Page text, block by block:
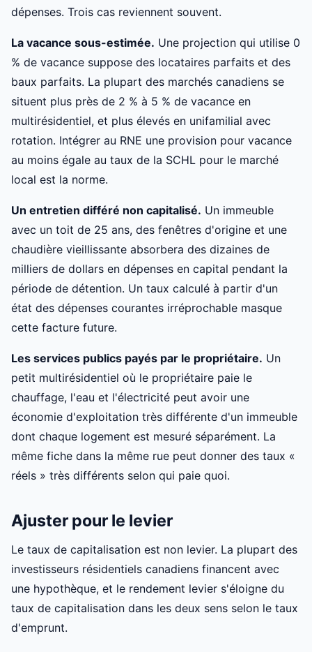
dépenses. Trois cas reviennent souvent.
La vacance sous-estimée. Une projection qui utilise 0
% de vacance suppose des locataires parfaits et des
baux parfaits. La plupart des marchés canadiens se
situent plus près de 2 % à 5 % de vacance en
multirésidentiel, et plus élevés en unifamilial avec
rotation. Intégrer au RNE une provision pour vacance
au moins égale au taux de la SCHL pour le marché
local est la norme.
Un entretien différé non capitalisé. Un immeuble
avec un toit de 25 ans, des fenêtres d'origine et une
chaudière vieillissante absorbera des dizaines de
milliers de dollars en dépenses en capital pendant la
période de détention. Un taux calculé à partir d'un
état des dépenses courantes irréprochable masque
cette facture future.
Les services publics payés par le propriétaire. Un
petit multirésidentiel où le propriétaire paie le
chauffage, l'eau et l'électricité peut avoir une
économie d'exploitation très différente d'un immeuble
dont chaque logement est mesuré séparément. La
même fiche dans la même rue peut donner des taux «
réels » très différents selon qui paie quoi.
Ajuster pour le levier
Le taux de capitalisation est non levier. La plupart des
investisseurs résidentiels canadiens financent avec
une hypothèque, et le rendement levier s'éloigne du
taux de capitalisation dans les deux sens selon le taux
d'emprunt.